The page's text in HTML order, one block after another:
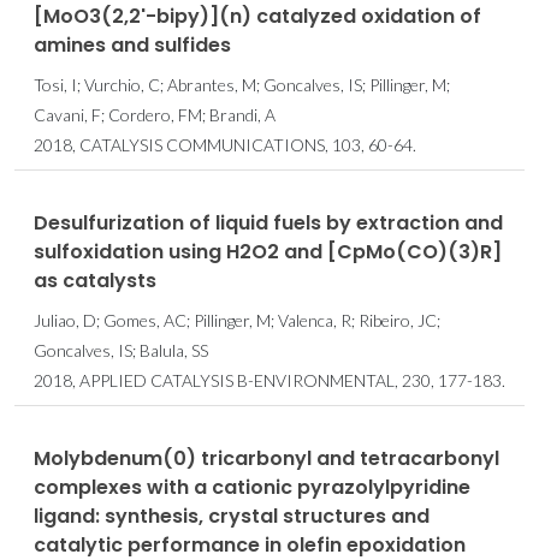
[MoO3(2,2'-bipy)](n) catalyzed oxidation of
amines and sulfides
Tosi, I; Vurchio, C; Abrantes, M; Goncalves, IS; Pillinger, M;
Cavani, F; Cordero, FM; Brandi, A
2018, CATALYSIS COMMUNICATIONS, 103, 60-64.
Desulfurization of liquid fuels by extraction and
sulfoxidation using H2O2 and [CpMo(CO)(3)R]
as catalysts
Juliao, D; Gomes, AC; Pillinger, M; Valenca, R; Ribeiro, JC;
Goncalves, IS; Balula, SS
2018, APPLIED CATALYSIS B-ENVIRONMENTAL, 230, 177-183.
Molybdenum(0) tricarbonyl and tetracarbonyl
complexes with a cationic pyrazolylpyridine
ligand: synthesis, crystal structures and
catalytic performance in olefin epoxidation